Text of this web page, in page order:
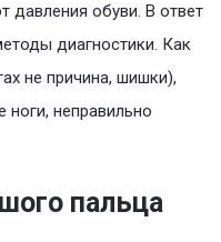
давления обуви. В ответ
диагностики. Как
не причина, шишки),
неправильно
пальца